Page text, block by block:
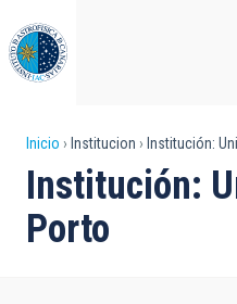
al
contenido
principal
Sobrescribir
enlaces
de
Inicio Institucion Institución:
Institución:
Porto